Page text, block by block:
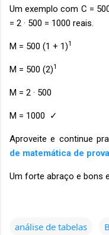
Um exemplo com C =
= 2 · 500 = 1000 reais.
M = 500 (1 + 1)1
M = 500 (2)1
M = 2 · 500
M = 1000 ✓
Aproveite e continue
de matemática de
Um forte abraço e bons
análise de tabelas